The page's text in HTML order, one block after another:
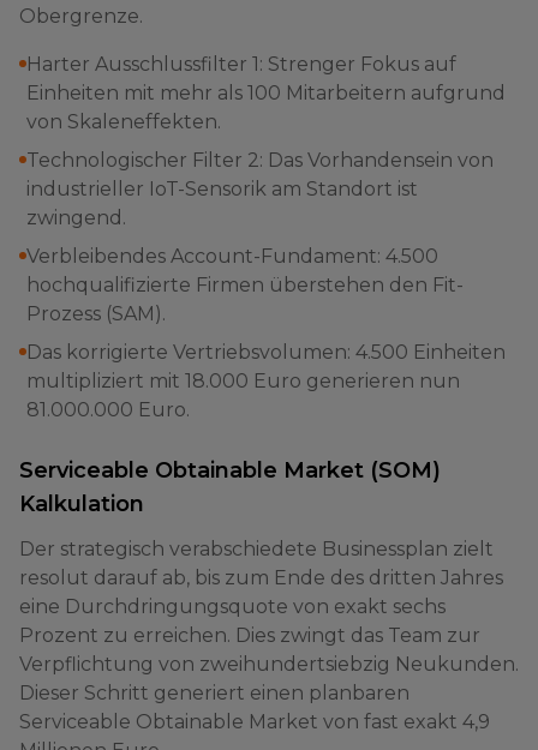
Obergrenze.
Harter Ausschlussfilter 1: Strenger Fokus auf
Einheiten mit mehr als 100 Mitarbeitern aufgrund
von Skaleneffekten.
Technologischer Filter 2: Das Vorhandensein von
industrieller IoT-Sensorik am Standort ist
zwingend.
Verbleibendes Account-Fundament: 4.500
hochqualifizierte Firmen überstehen den Fit-
Prozess (SAM).
Das korrigierte Vertriebsvolumen: 4.500 Einheiten
multipliziert mit 18.000 Euro generieren nun
81.000.000 Euro.
Serviceable Obtainable Market (SOM)
Kalkulation
Der strategisch verabschiedete Businessplan zielt
resolut darauf ab, bis zum Ende des dritten Jahres
eine Durchdringungsquote von exakt sechs
Prozent zu erreichen. Dies zwingt das Team zur
Verpflichtung von zweihundertsiebzig Neukunden.
Dieser Schritt generiert einen planbaren
Serviceable Obtainable Market von fast exakt 4,9